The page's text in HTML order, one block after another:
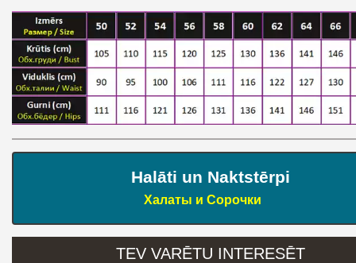
Halāti un Naktstērpi
Халаты и Сорочки
TEV VARĒTU INTERESĒT